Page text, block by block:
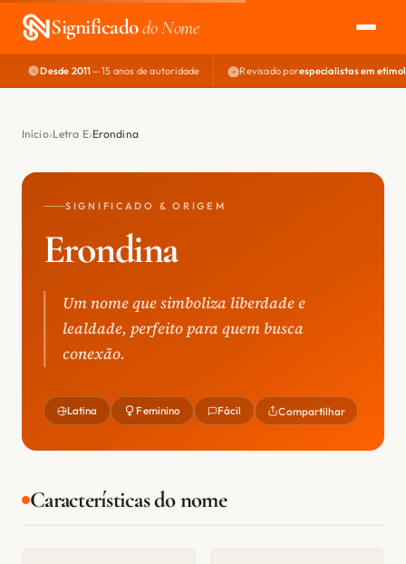
Significadodo Nome
EXPLORAR
NOME PERFEITO
Desde 2011— 15 anos de autoridade Revisado porespecialistas em
Início Letra E Erondina
SIGNIFICADO & ORIGEM
Erondina
Um nome que simboliza liberdade e
lealdade, perfeito para quem busca
conexão.
Latina Feminino Fácil Compartilhar
Características do nome